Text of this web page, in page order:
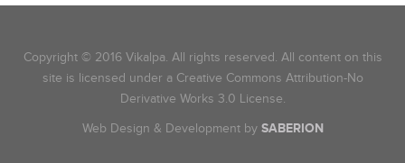
Copyright © 2016 Vikalpa. All rights reserved. All content on this
site is licensed under a Creative Commons Attribution-No
Derivative Works 3.0 License.
Web Design & Development by SABERION